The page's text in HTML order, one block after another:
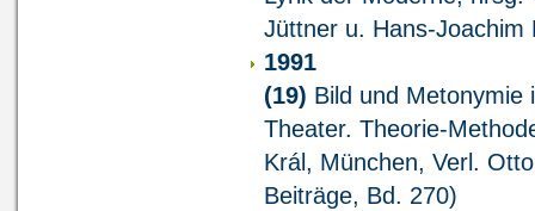
Jüttner u. Hans-
1991
(19) Bild und Metonymie
Theater. Theorie-
Král, München, Verl.
Beiträge, Bd. 270)